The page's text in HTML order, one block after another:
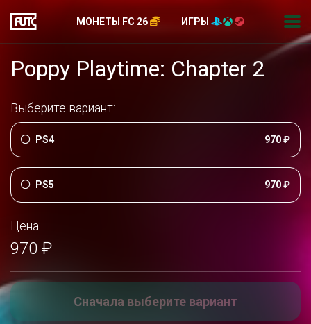
МОНЕТЫ FC 26 ИГРЫ
Poppy Playtime: Chapter 2
Выберите вариант:
PS4 970 ₽
PS5 970 ₽
Цена:
970 ₽
Сначала выберите вариант